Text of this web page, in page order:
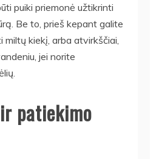
puiki priemonė užtikrinti
Be to, prieš kepant galite
kiekį, arba atvirkščiai,
jei norite
patiekimo